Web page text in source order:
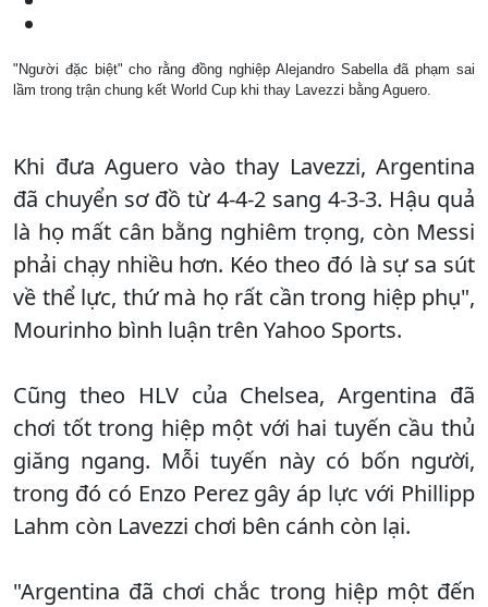
"Người đặc biệt" cho rằng đồng nghiệp Alejandro Sabella đã phạm sai
lầm trong trận chung kết World Cup khi thay Lavezzi bằng Aguero.
Khi đưa Aguero vào thay Lavezzi, Argentina
đã chuyển sơ đồ từ 4-4-2 sang 4-3-3. Hậu quả
là họ mất cân bằng nghiêm trọng, còn Messi
phải chạy nhiều hơn. Kéo theo đó là sự sa sút
về thể lực, thứ mà họ rất cần trong hiệp phụ",
Mourinho bình luận trên Yahoo Sports.
Cũng theo HLV của Chelsea, Argentina đã
chơi tốt trong hiệp một với hai tuyến cầu thủ
giăng ngang. Mỗi tuyến này có bốn người,
trong đó có Enzo Perez gây áp lực với Phillipp
Lahm còn Lavezzi chơi bên cánh còn lại.
"Argentina đã chơi chắc trong hiệp một đến